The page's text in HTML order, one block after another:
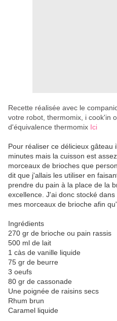
Recette réalisée avec le
votre robot, thermomix, i cook'in
d'équivalence thermomix Ici
Pour réaliser ce délicieux gâteau
minutes mais la cuisson est
morceaux de brioches que
dit que j'allais les utiliser en
prendre du pain à la place de la
excellence. J'ai donc stocké
mes morceaux de brioche afin
Ingrédients
270 gr de brioche ou pain rassis
500 ml de lait
1 càs de vanille liquide
75 gr de beurre
3 oeufs
80 gr de cassonade
Une poignée de raisins secs
Rhum brun
Caramel liquide